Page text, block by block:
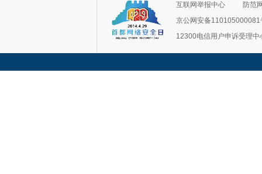
互联网举报中心
防范
京公网安备110105000081
12300电信用户申诉受理中